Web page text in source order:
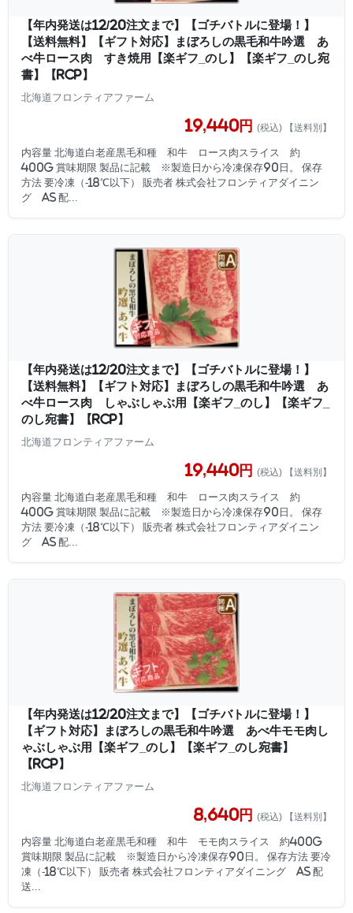
【年内発送は12/20注文まで】【ゴチバトルに登場！】
【送料無料】【ギフト対応】まぼろしの黒毛和牛吟選 あ
べ牛ロース肉 すき焼用【楽ギフ_のし】【楽ギフ_のし宛
書】【RCP】
北海道フロンティアファーム
19,440円 (税込) 【送料別】
内容量 北海道白老産黒毛和種 和牛 ロース肉スライス 約
400g 賞味期限 製品に記載 ※製造日から冷凍保存90日。 保存
方法 要冷凍（-18℃以下） 販売者 株式会社フロンティアダイニン
グ AS 配...
【年内発送は12/20注文まで】【ゴチバトルに登場！】
【送料無料】【ギフト対応】まぼろしの黒毛和牛吟選 あ
べ牛ロース肉 しゃぶしゃぶ用【楽ギフ_のし】【楽ギフ_
のし宛書】【RCP】
北海道フロンティアファーム
19,440円 (税込) 【送料別】
内容量 北海道白老産黒毛和種 和牛 ロース肉スライス 約
400g 賞味期限 製品に記載 ※製造日から冷凍保存90日。 保存
方法 要冷凍（-18℃以下） 販売者 株式会社フロンティアダイニン
グ AS 配...
【年内発送は12/20注文まで】【ゴチバトルに登場！】
【ギフト対応】まぼろしの黒毛和牛吟選 あべ牛モモ肉し
ゃぶしゃぶ用【楽ギフ_のし】【楽ギフ_のし宛書】
【RCP】
北海道フロンティアファーム
8,640円 (税込) 【送料別】
内容量 北海道白老産黒毛和種 和牛 モモ肉スライス 約400g
賞味期限 製品に記載 ※製造日から冷凍保存90日。 保存方法 要冷
凍（-18℃以下） 販売者 株式会社フロンティアダイニング AS 配
送...